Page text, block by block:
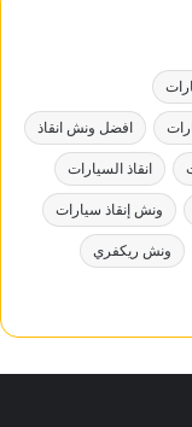
افضل ونش انقاذ
انقاذ السيارات
ونش إنقاذ سيارات
ونش ريكفري